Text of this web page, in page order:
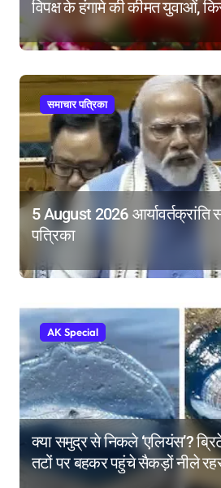
विपक्ष के हंगामे की कीमत युवाओं,
महिलाओं और गरीबों ने चुकाई
समाचार पत्रिका
5 August 2026 आर्यावर्तक्रांति
पत्रिका
AK Special
क्या समुद्र से निकले ‘एलियंस’?
तटों पर बहकर पहुंचे सैकड़ों नीले